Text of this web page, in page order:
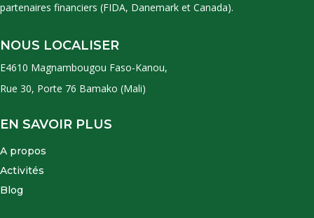
partenaires financiers (FIDA, Danemark et Canada).
NOUS LOCALISER
E4610 Magnambougou Faso-Kanou,
Rue 30, Porte 76 Bamako (Mali)
EN SAVOIR PLUS
A propos
Activités
Blog